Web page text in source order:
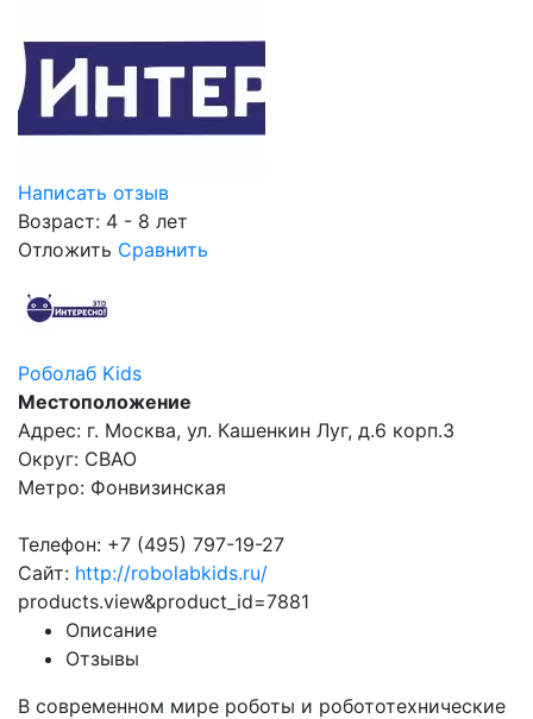
Написать отзыв
Возраст: 4 - 8 лет
Отложить Сравнить
Роболаб Kids
Местоположение
Адрес: г. Москва, ул. Кашенкин Луг, д.6 корп.3
Округ: СВАО
Метро: Фонвизинская
Телефон: +7 (495) 797-19-27
Сайт: http://robolabkids.ru/
products.view&product_id=7881
Описание
Отзывы
В современном мире роботы и робототехнические